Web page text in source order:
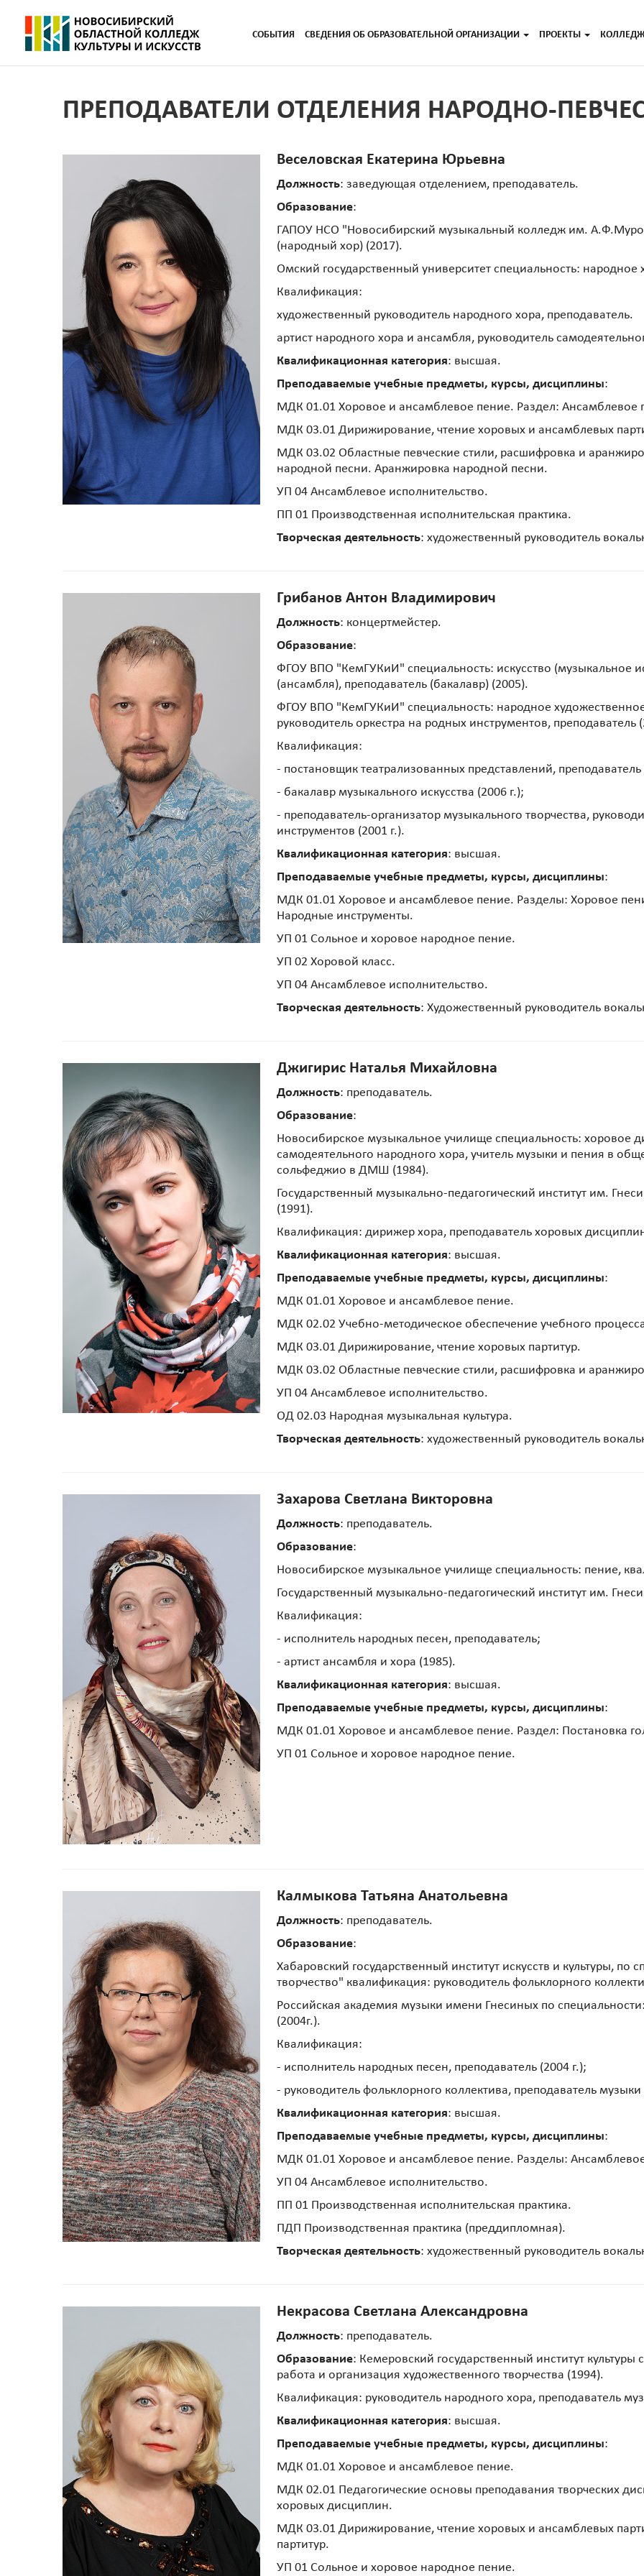
СОБЫТИЯ СВЕДЕНИЯ ОБ ОБРАЗОВАТЕЛЬНОЙ ОРГАНИЗАЦИИ ПРОЕКТЫ
ПРЕПОДАВАТЕЛИ ОТДЕЛЕНИЯ НАРОДНО-
Веселовская Екатерина Юрьевна
Должность: заведующая отделением, преподаватель.
Образование:
ГАПОУ НСО "Новосибирский музыкальный колледж им.
(народный хор) (2017).
Омский государственный университет специальность: народное
Квалификация:
художественный руководитель народного хора, преподаватель.
артист народного хора и ансамбля, руководитель
Квалификационная категория: высшая.
Преподаваемые учебные предметы, курсы, дисциплины:
МДК 01.01 Хоровое и ансамблевое пение. Раздел: Ансамблевое
МДК 03.01 Дирижирование, чтение хоровых и ансамблевых
МДК 03.02 Областные певческие стили, расшифровка и
народной песни. Аранжировка народной песни.
УП 04 Ансамблевое исполнительство.
ПП 01 Производственная исполнительская практика.
Творческая деятельность: художественный руководитель
Грибанов Антон Владимирович
Должность: концертмейстер.
Образование:
ФГОУ ВПО "КемГУКиИ" специальность: искусство (музыкальное
(ансамбля), преподаватель (бакалавр) (2005).
ФГОУ ВПО "КемГУКиИ" специальность: народное
руководитель оркестра на родных инструментов, преподаватель
Квалификация:
- постановщик театрализованных представлений, преподаватель
- бакалавр музыкального искусства (2006 г.);
- преподаватель-организатор музыкального творчества,
инструментов (2001 г.).
Квалификационная категория: высшая.
Преподаваемые учебные предметы, курсы, дисциплины:
МДК 01.01 Хоровое и ансамблевое пение. Разделы: Хоровое
Народные инструменты.
УП 01 Сольное и хоровое народное пение.
УП 02 Хоровой класс.
УП 04 Ансамблевое исполнительство.
Творческая деятельность: Художественный руководитель
Джигирис Наталья Михайловна
Должность: преподаватель.
Образование:
Новосибирское музыкальное училище специальность: хоровое
самодеятельного народного хора, учитель музыки и пения в
сольфеджио в ДМШ (1984).
Государственный музыкально-педагогический институт им.
(1991).
Квалификация: дирижер хора, преподаватель хоровых
Квалификационная категория: высшая.
Преподаваемые учебные предметы, курсы, дисциплины:
МДК 01.01 Хоровое и ансамблевое пение.
МДК 02.02 Учебно-методическое обеспечение учебного
МДК 03.01 Дирижирование, чтение хоровых партитур.
МДК 03.02 Областные певческие стили, расшифровка и
УП 04 Ансамблевое исполнительство.
ОД 02.03 Народная музыкальная культура.
Творческая деятельность: художественный руководитель
Захарова Светлана Викторовна
Должность: преподаватель.
Образование:
Новосибирское музыкальное училище специальность: пение,
Государственный музыкально-педагогический институт им.
Квалификация:
- исполнитель народных песен, преподаватель;
- артист ансамбля и хора (1985).
Квалификационная категория: высшая.
Преподаваемые учебные предметы, курсы, дисциплины:
МДК 01.01 Хоровое и ансамблевое пение. Раздел: Постановка
УП 01 Сольное и хоровое народное пение.
Калмыкова Татьяна Анатольевна
Должность: преподаватель.
Образование:
Хабаровский государственный институт искусств и культуры,
творчество" квалификация: руководитель фольклорного
Российская академия музыки имени Гнесиных по
(2004г.).
Квалификация:
- исполнитель народных песен, преподаватель (2004 г.);
- руководитель фольклорного коллектива, преподаватель музыки
Квалификационная категория: высшая.
Преподаваемые учебные предметы, курсы, дисциплины:
МДК 01.01 Хоровое и ансамблевое пение. Разделы:
УП 04 Ансамблевое исполнительство.
ПП 01 Производственная исполнительская практика.
ПДП Производственная практика (преддипломная).
Творческая деятельность: художественный руководитель
Некрасова Светлана Александровна
Должность: преподаватель.
Образование: Кемеровский государственный институт культуры
работа и организация художественного творчества (1994).
Квалификация: руководитель народного хора, преподаватель
Квалификационная категория: высшая.
Преподаваемые учебные предметы, курсы, дисциплины:
МДК 01.01 Хоровое и ансамблевое пение.
МДК 02.01 Педагогические основы преподавания творческих
хоровых дисциплин.
МДК 03.01 Дирижирование, чтение хоровых и ансамблевых
партитур.
УП 01 Сольное и хоровое народное пение.